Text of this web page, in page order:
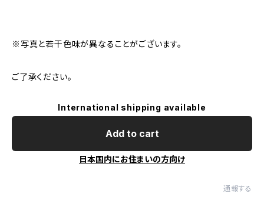
※写真と若干色味が異なることがございます。
ご了承ください。
International shipping available
Add to cart
日本国内にお住まいの方向け
通報する